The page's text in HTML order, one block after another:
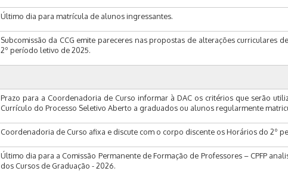
Último dia para matrícula de alunos ingressantes.
Subcomissão da CCG emite pareceres nas propostas de alterações curriculares
2º período letivo de 2025.
Prazo para a Coordenadoria de Curso informar à DAC os critérios que serão
Currículo do Processo Seletivo Aberto a graduados ou alunos regularmente
Coordenadoria de Curso afixa e discute com o corpo discente os Horários do 2º
Último dia para a Comissão Permanente de Formação de Professores – CPFP
dos Cursos de Graduação - 2026.